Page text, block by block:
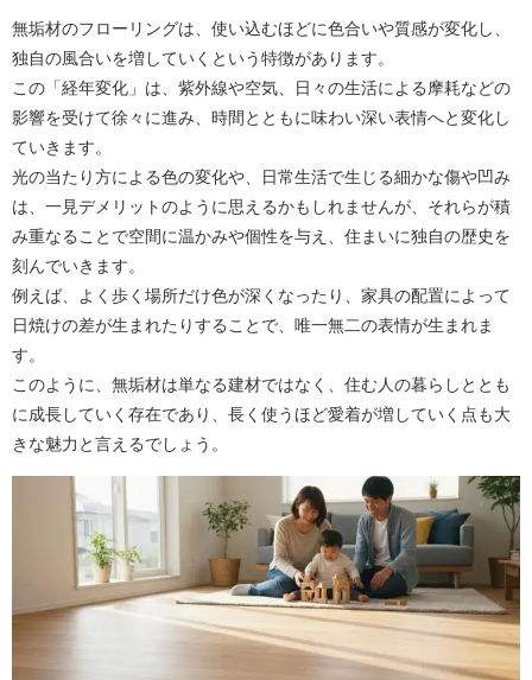
無垢材のフローリングは、使い込むほどに色合いや質感が変化し、
独自の風合いを増していくという特徴があります。
この「経年変化」は、紫外線や空気、日々の生活による摩耗などの
影響を受けて徐々に進み、時間とともに味わい深い表情へと変化し
ていきます。
光の当たり方による色の変化や、日常生活で生じる細かな傷や凹み
は、一見デメリットのように思えるかもしれませんが、それらが積
み重なることで空間に温かみや個性を与え、住まいに独自の歴史を
刻んでいきます。
例えば、よく歩く場所だけ色が深くなったり、家具の配置によって
日焼けの差が生まれたりすることで、唯一無二の表情が生まれま
す。
このように、無垢材は単なる建材ではなく、住む人の暮らしととも
に成長していく存在であり、長く使うほど愛着が増していく点も大
きな魅力と言えるでしょう。